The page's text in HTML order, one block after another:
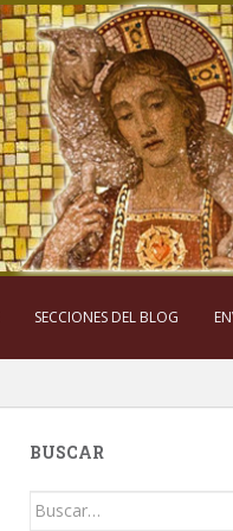
SECCIONES DEL BLOG
BUSCAR
Buscar: